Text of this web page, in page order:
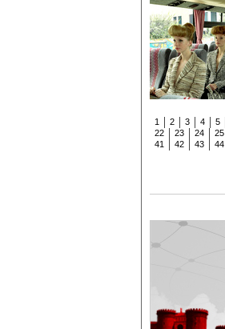
1 2 3 4 5
22
23 24 25
41
42 43 44